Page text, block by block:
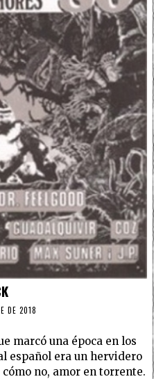
DE 2018
marcó una época en los
español era un hervidero
no, amor en torrente.